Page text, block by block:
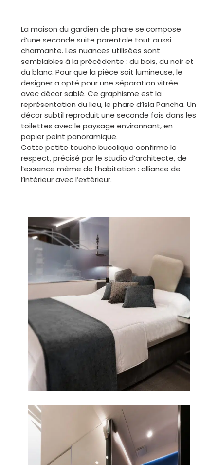
La maison du gardien de phare se compose
d’une seconde suite parentale tout aussi
charmante. Les nuances utilisées sont
semblables à la précédente : du bois, du noir et
du blanc. Pour que la pièce soit lumineuse, le
designer a opté pour une séparation vitrée
avec décor sablé. Ce graphisme est la
représentation du lieu, le phare d’Isla Pancha. Un
décor subtil reproduit une seconde fois dans les
toilettes avec le paysage environnant, en
papier peint panoramique.
Cette petite touche bucolique confirme le
respect, précisé par le studio d’architecte, de
l’essence même de l’habitation : alliance de
l’intérieur avec l’extérieur.